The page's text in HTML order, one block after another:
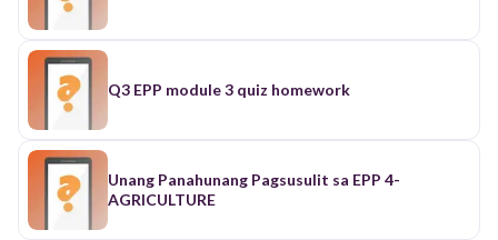
Q3 EPP module 3 quiz homework
Unang Panahunang Pagsusulit sa EPP 4-
AGRICULTURE